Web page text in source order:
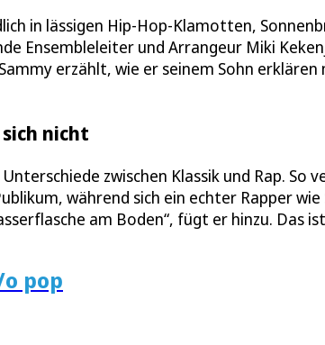
in lässigen Hip-Hop-Klamotten,
Ensembleleiter und Arrangeur Miki
erzählt, wie er seinem Sohn
nicht
zwischen Klassik und Rap. So
während sich ein echter Rapper
am Boden“, fügt er hinzu. Das
pop